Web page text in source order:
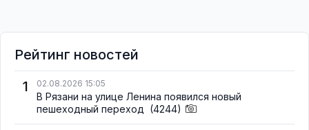
Рейтинг новостей
1
02.08.2026 15:05
В Рязани на улице Ленина появился новый
пешеходный переход (4244)